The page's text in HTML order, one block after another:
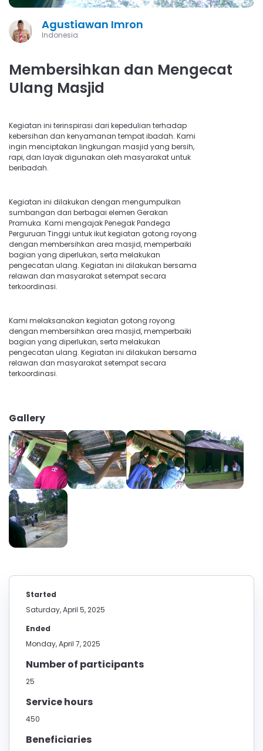
Agustiawan Imron
Indonesia
Membersihkan dan Mengecat
Ulang Masjid
Kegiatan ini terinspirasi dari kepedulian terhadap
kebersihan dan kenyamanan tempat ibadah. Kami
ingin menciptakan lingkungan masjid yang bersih,
rapi, dan layak digunakan oleh masyarakat untuk
beribadah.
Kegiatan ini dilakukan dengan mengumpulkan
sumbangan dari berbagai elemen Gerakan
Pramuka. Kami mengajak Penegak Pandega
Perguruan Tinggi untuk ikut kegiatan gotong royong
dengan membersihkan area masjid, memperbaiki
bagian yang diperlukan, serta melakukan
pengecatan ulang. Kegiatan ini dilakukan bersama
relawan dan masyarakat setempat secara
terkoordinasi.
Kami melaksanakan kegiatan gotong royong
dengan membersihkan area masjid, memperbaiki
bagian yang diperlukan, serta melakukan
pengecatan ulang. Kegiatan ini dilakukan bersama
relawan dan masyarakat setempat secara
terkoordinasi.
Gallery
Started
Saturday, April 5, 2025
Ended
Monday, April 7, 2025
Number of participants
25
Service hours
450
Beneficiaries